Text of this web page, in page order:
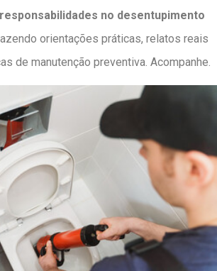
no desentupimento
orientações práticas, relatos reais
de manutenção preventiva. Acompanhe.